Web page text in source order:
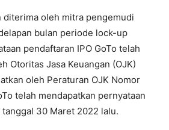
diterima oleh mitra pengemudi
bulan periode lock-up
pendaftaran IPO GoTo telah
Otoritas Jasa Keuangan (OJK)
oleh Peraturan OJK Nomor
telah mendapatkan pernyataan
30 Maret 2022 lalu.